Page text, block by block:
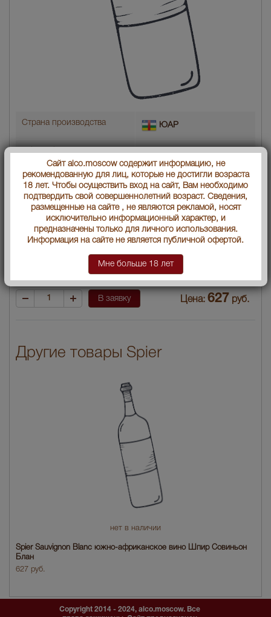
Страна производства ЮАР
Градус 14,5
Год производства 2010
Вид вина Красное сухое
Артикул 12108
Только самовывоз
В заявку Цена: 627 руб.
Другие товары Spier
нет в наличии
Spier Sauvignon Blanc южно-африканское вино Шпир Совиньон
Блан
627 руб.
Copyright 2014 - 2024, alco.moscow. Все
Сайт alco.moscow содержит информацию, не
рекомендованную для лиц, которые не достигли возраста
18 лет. Чтобы осуществить вход на сайт, Вам необходимо
подтвердить свой совершеннолетний возраст. Сведения,
размещенные на сайте , не являются рекламой, носят
исключительно информационный характер, и
предназначены только для личного использования.
Информация на сайте не является публичной офертой.
Мне больше 18 лет